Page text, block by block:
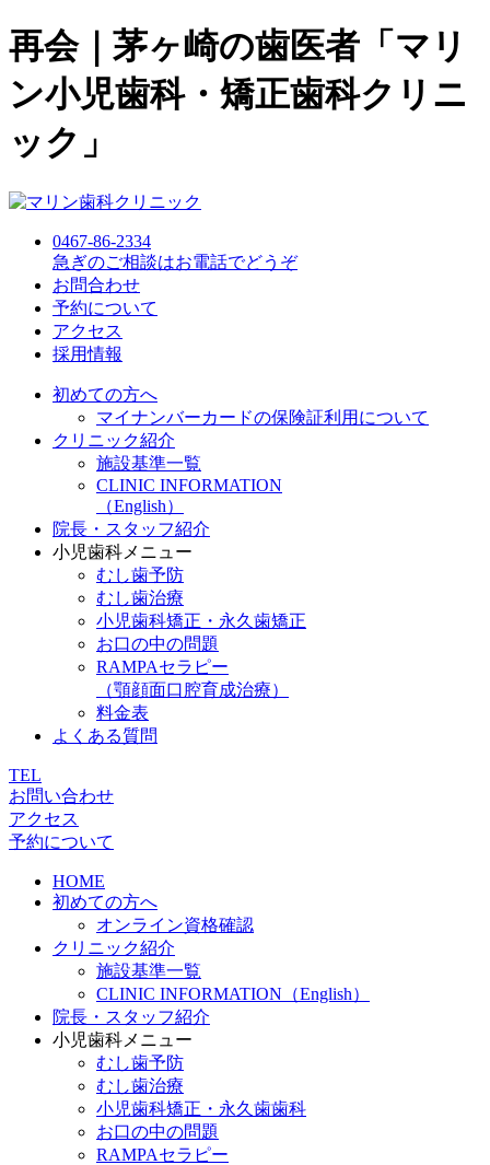
再会｜茅ヶ崎の歯医者「マリ
ン小児歯科・矯正歯科クリニ
ック」
0467-86-2334
急ぎのご相談はお電話でどうぞ
お問合わせ
予約について
アクセス
採用情報
初めての方へ
マイナンバーカードの保険証利用について
クリニック紹介
施設基準一覧
CLINIC INFORMATION
（English）
院長・スタッフ紹介
小児歯科メニュー
むし歯予防
むし歯治療
小児歯科矯正・永久歯矯正
お口の中の問題
RAMPAセラピー
（顎顔面口腔育成治療）
料金表
よくある質問
TEL
お問い合わせ
アクセス
予約について
HOME
初めての方へ
オンライン資格確認
クリニック紹介
施設基準一覧
CLINIC INFORMATION（English）
院長・スタッフ紹介
小児歯科メニュー
むし歯予防
むし歯治療
小児歯科矯正・永久歯歯科
お口の中の問題
RAMPAセラピー